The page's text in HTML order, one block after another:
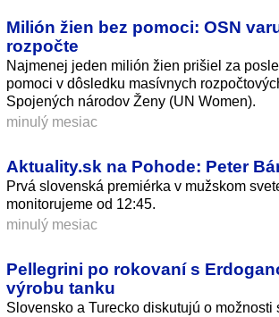
Milión žien bez pomoci: OSN
rozpočte
Najmenej jeden milión žien prišiel za
pomoci v dôsledku masívnych
Spojených národov Ženy (UN Women).
minulý mesiac
Aktuality.sk na Pohode: Peter
Prvá slovenská premiérka v mužskom
monitorujeme od 12:45.
minulý mesiac
Pellegrini po rokovaní s
výrobu tanku
Slovensko a Turecko diskutujú o